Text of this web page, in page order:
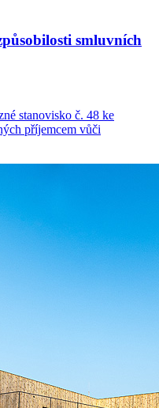
smluvních
stanovisko č. 48 ke
příjemcem vůči